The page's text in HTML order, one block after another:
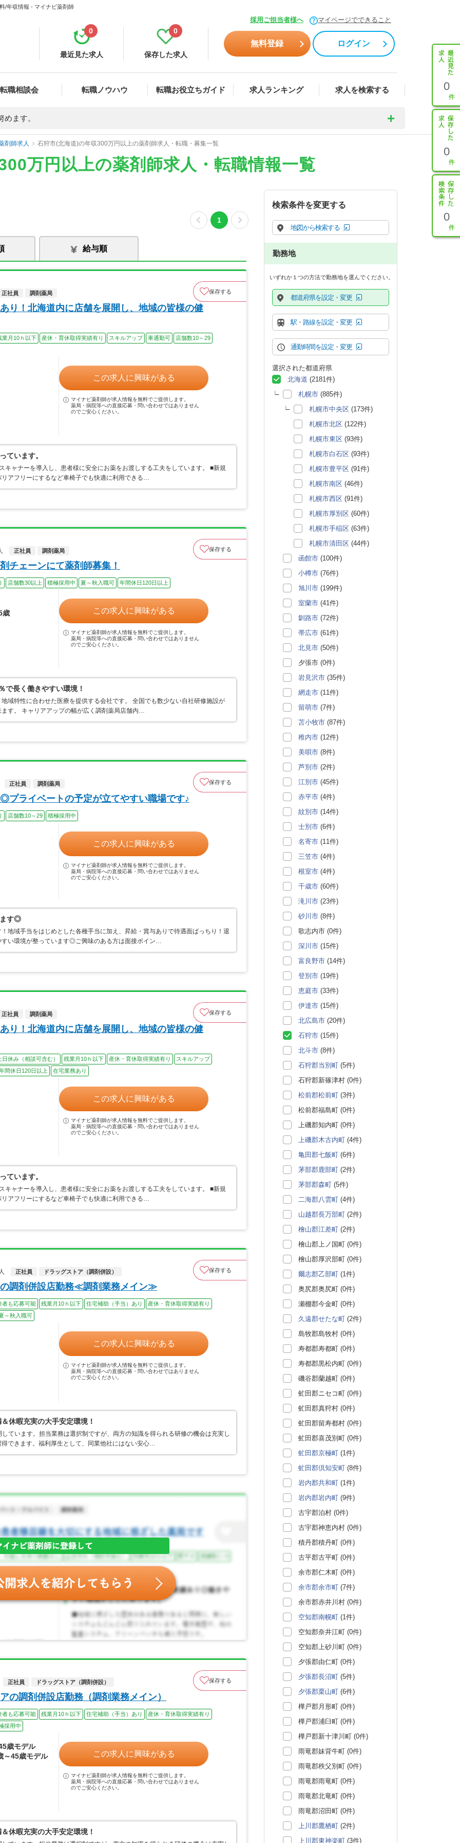
/年収情報 - マイナビ薬剤師
採用ご担当者様へ マイページでできること
最近見た求人
0
保存した求人
0
無料登録 ログイン
転職相談会 転職ノウハウ 転職お役立ちガイド 求人ランキング 求人を検索する 0
0
0
ます。
剤師求人 石狩市(北海道)の年収300万円以上の薬剤師求人・転職・募集一覧
万円以上の薬剤師求人・転職情報一覧
1
給与順
正社員 調剤薬局 保存する
り！北海道内に店舗を展開し、地域の皆様の健
業月10ｈ以下 産休・育休取得実績有り スキルアップ 車通勤可 店舗数10～29
この求人に興味がある
マイナビ薬剤師が求人情報を無料でご提供します。
薬局・病院等への直接応募・問い合わせではありません
のでご安心ください。
ています。
キャナーを導入し、患者様に安全にお薬をお渡しする工夫をしています。 ■新規
アフリーにするなど車椅子でも快適に利用できる…
正社員 調剤薬局 保存する
チェーンにて薬剤師募集！
店舗数30以上 積極採用中 夏～秋入職可 年間休日120日以上
歳 この求人に興味がある
マイナビ薬剤師が求人情報を無料でご提供します。
薬局・病院等への直接応募・問い合わせではありません
のでご安心ください。
で長く働きやすい環境！
域特性に合わせた医療を提供する会社です。 全国でも数少ない自社研修施設が
す。 キャリアアップの幅が広く調剤薬局店舗内…
正社員 調剤薬局 保存する
プライベートの予定が立てやすい職場です♪
店舗数10～29 積極採用中
この求人に興味がある
マイナビ薬剤師が求人情報を無料でご提供します。
薬局・病院等への直接応募・問い合わせではありません
のでご安心ください。
ます◎
地域手当をはじめとした各種手当に加え、昇給・賞与ありで待遇面ばっちり！退
い環境が整っています◎ご興味のある方は面接ポイン…
正社員 調剤薬局 保存する
り！北海道内に店舗を展開し、地域の皆様の健
日休み（相談可含む） 残業月10ｈ以下 産休・育休取得実績有り
スキルアップ
間休日120日以上
在宅業務あり
この求人に興味がある
マイナビ薬剤師が求人情報を無料でご提供します。
薬局・病院等への直接応募・問い合わせではありません
のでご安心ください。
ています。
キャナーを導入し、患者様に安全にお薬をお渡しする工夫をしています。 ■新規
アフリーにするなど車椅子でも快適に利用できる…
正社員 ドラッグストア（調剤併設） 保存する
調剤併設店勤務≪調剤業務メイン≫
者も応募可能 残業月10ｈ以下 住宅補助（手当）あり
産休・育休取得実績有り
～秋入職可
この求人に興味がある
マイナビ薬剤師が求人情報を無料でご提供します。
薬局・病院等への直接応募・問い合わせではありません
のでご安心ください。
休暇充実の大手安定環境！
ています。担当業務は選択制ですが、両方の知識を得られる研修の機会は充実し
できます。福利厚生として、同業他社にはない安心…
正社員 ドラッグストア（調剤併設） 保存する
調剤併設店勤務（調剤業務メイン）
者も応募可能 残業月10ｈ以下 住宅補助（手当）あり
産休・育休取得実績有り
採用中
歳モデル
～45歳モデル
この求人に興味がある
マイナビ薬剤師が求人情報を無料でご提供します。
薬局・病院等への直接応募・問い合わせではありません
のでご安心ください。
休暇充実の大手安定環境！
検索条件を変更する
地図から検索する
勤務地
いずれか１つの方法で勤務地を選んでください。
都道府県を設定・変更
駅・路線を設定・変更
通勤時間を設定・変更
選択された都道府県
北海道 (2181件)
札幌市 (885件)
札幌市中央区 (173件)
札幌市北区 (122件)
札幌市東区 (93件)
札幌市白石区 (93件)
札幌市豊平区 (91件)
札幌市南区 (46件)
札幌市西区 (91件)
札幌市厚別区 (60件)
札幌市手稲区 (63件)
札幌市清田区 (44件)
函館市 (100件)
小樽市 (76件)
旭川市 (199件)
室蘭市 (41件)
釧路市 (72件)
帯広市 (61件)
北見市 (50件)
夕張市 (0件)
岩見沢市 (35件)
網走市 (11件)
留萌市 (7件)
苫小牧市 (87件)
稚内市 (12件)
美唄市 (8件)
芦別市 (2件)
江別市 (45件)
赤平市 (4件)
紋別市 (14件)
士別市 (6件)
名寄市 (11件)
三笠市 (4件)
根室市 (4件)
千歳市 (60件)
滝川市 (23件)
砂川市 (8件)
歌志内市 (0件)
深川市 (15件)
富良野市 (14件)
登別市 (19件)
恵庭市 (33件)
伊達市 (15件)
北広島市 (20件)
石狩市 (15件)
北斗市 (8件)
石狩郡当別町 (5件)
石狩郡新篠津村 (0件)
松前郡松前町 (3件)
松前郡福島町 (0件)
上磯郡知内町 (0件)
上磯郡木古内町 (4件)
亀田郡七飯町 (6件)
茅部郡鹿部町 (2件)
茅部郡森町 (5件)
二海郡八雲町 (4件)
山越郡長万部町 (2件)
檜山郡江差町 (2件)
檜山郡上ノ国町 (0件)
檜山郡厚沢部町 (0件)
爾志郡乙部町 (1件)
奥尻郡奥尻町 (0件)
瀬棚郡今金町 (0件)
久遠郡せたな町 (2件)
島牧郡島牧村 (0件)
寿都郡寿都町 (0件)
寿都郡黒松内町 (0件)
磯谷郡蘭越町 (0件)
虻田郡ニセコ町 (0件)
虻田郡真狩村 (0件)
虻田郡留寿都村 (0件)
虻田郡喜茂別町 (0件)
虻田郡京極町 (1件)
虻田郡倶知安町 (8件)
岩内郡共和町 (1件)
岩内郡岩内町 (9件)
古宇郡泊村 (0件)
古宇郡神恵内村 (0件)
積丹郡積丹町 (0件)
古平郡古平町 (0件)
余市郡仁木町 (0件)
余市郡余市町 (7件)
余市郡赤井川村 (0件)
空知郡南幌町 (1件)
空知郡奈井江町 (0件)
空知郡上砂川町 (0件)
夕張郡由仁町 (0件)
夕張郡長沼町 (5件)
夕張郡栗山町 (6件)
樺戸郡月形町 (0件)
樺戸郡浦臼町 (0件)
樺戸郡新十津川町 (0件)
雨竜郡妹背牛町 (0件)
雨竜郡秩父別町 (0件)
雨竜郡雨竜町 (0件)
雨竜郡北竜町 (0件)
雨竜郡沼田町 (0件)
上川郡鷹栖町 (2件)
上川郡東神楽町 (3件)